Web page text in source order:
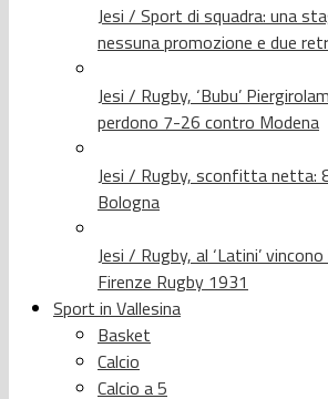
Jesi / Sport di squadra: una
nessuna promozione e due
Jesi / Rugby, ‘Bubu’
perdono 7-26 contro Modena
Jesi / Rugby, sconfitta netta:
Bologna
Jesi / Rugby, al ‘Latini’
Firenze Rugby 1931
Sport in Vallesina
Basket
Calcio
Calcio a 5